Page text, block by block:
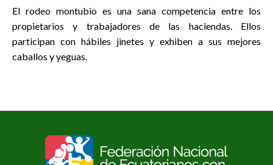
El rodeo montubio es una sana competencia entre los
propietarios y trabajadores de las haciendas. Ellos
participan con hábiles jinetes y exhiben a sus mejores
caballos y yeguas.